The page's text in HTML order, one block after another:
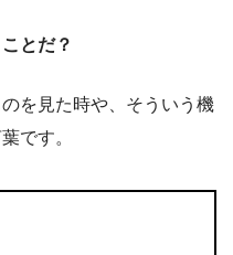
とだ？
を見た時や、そういう機
です。